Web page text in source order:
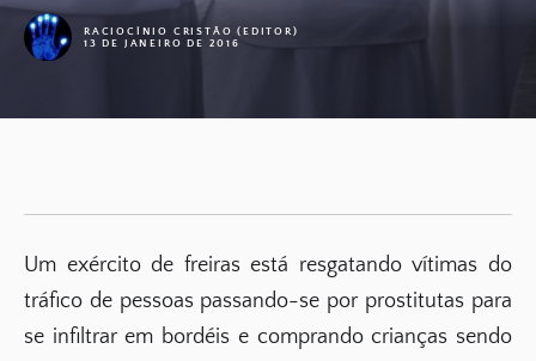
RACIOCÍNIO CRISTÃO (EDITOR)
13 DE JANEIRO DE 2016
Um exército de freiras está resgatando vítimas do
tráfico de pessoas passando-se por prostitutas para
se infiltrar em bordéis e comprando crianças sendo